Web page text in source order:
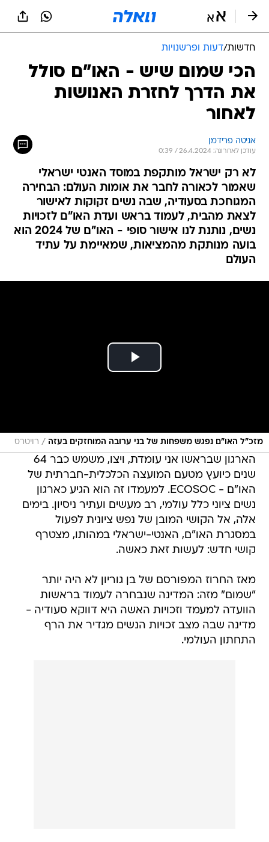
חדשות/דעות ופרשנויות
הכי שמום שיש - האו"ם סולל
את הדרך לחזרת האנושות
לאחור
אניטה פרידמן
עודכן לאחרונה: 26.4.2024 / 0:39
לא רק ישראל מותקפת במוסד האנטי ישראלי
שאמור לכאורה לחבר את אומות העולם: הבחירה
המגוחכת בסעודיה, שבה נשים זקוקות לאישור
לצאת מהבית, לעמוד בראש ועדת האו"ם לזכויות
נשים, נותנת לנו אישור סופי - האו"ם של 2024 הוא
בועה מנותקת מהמציאות, שמאיימת על עתיד
העולם
מזכ"ל האו"ם נפגש משפחות של בני ערובה המוחזקים בעזה / רויטרס
הארגון שבראשו אני עומדת, ויצו, משמש כבר 64
שנים כיועץ מטעם המועצה הכלכלית-חברתית של
האו"ם - ECOSOC. למעמדו זה הוא הגיע כארגון
נשים ציוני כלל עולמי, רב מעשים ועתיר ניסיון. בימים
אלה, אל הקושי המובן של נפש ציונית לפעול
במסגרת האו"ם, האנטי-ישראלי במהותו, מצטרף
קושי חדש: לעשות זאת כאשה.
מאז החרוז המפורסם של בן גוריון לא היה יותר
"שמום" מזה: המדינה שנבחרה לעמוד בראשות
הוועדה למעמד וזכויות האשה היא דווקא סעודיה -
מדינה שבה מצב זכויות הנשים מגדיר את הרף
התחתון העולמי.